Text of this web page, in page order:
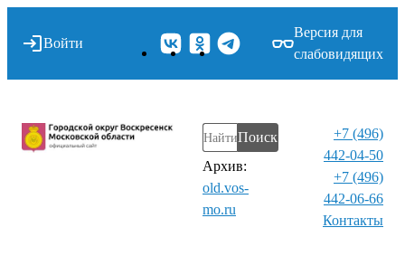
Войти
Версия для
слабовидящих
Поиск
Архив:
old.vos-
mo.ru
+7 (496)
442-04-50
+7 (496)
442-06-66
Контакты⁠